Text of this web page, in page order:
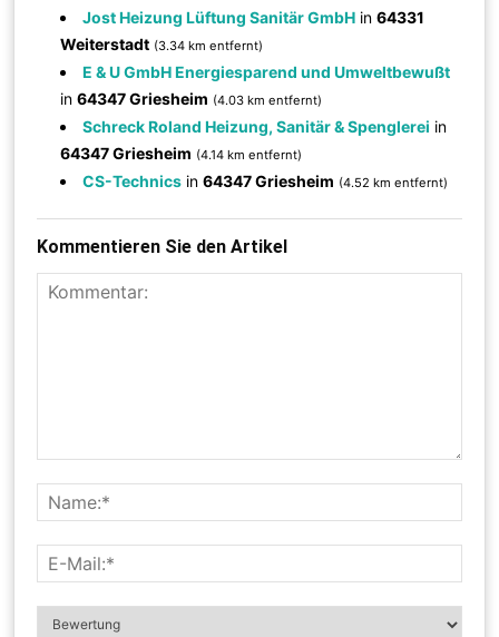
Jost Heizung Lüftung Sanitär GmbH in64331
Weiterstadt (3.34 km entfernt)
E & U GmbH Energiesparend und Umweltbewußt
in64347 Griesheim (4.03 km entfernt)
Schreck Roland Heizung, Sanitär & Spenglerei in
64347 Griesheim (4.14 km entfernt)
CS-Technics in64347 Griesheim (4.52 km entfernt)
Kommentieren Sie den Artikel